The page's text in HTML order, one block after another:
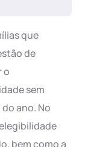
que
de
o
sem
ano. No
bem como a